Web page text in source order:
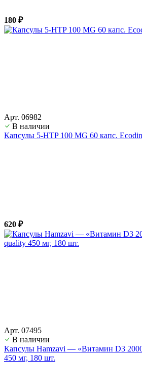
180 ₽
Арт. 06982
В наличии
Капсулы 5-HTP 100 MG 60 капс.
620 ₽
Арт. 07495
В наличии
Капсулы Hamzavi — «Витамин D3
450 мг, 180 шт.